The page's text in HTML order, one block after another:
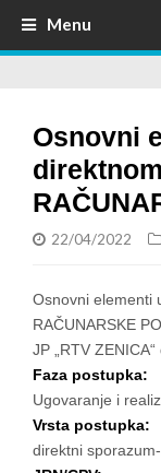
Menu
Osnovni
22/04/2022
Osnovni elementi
RAČUNARSKE
JP „RTV
Faza postupka:
Ugovaranje i
Vrsta postupka:
direktni